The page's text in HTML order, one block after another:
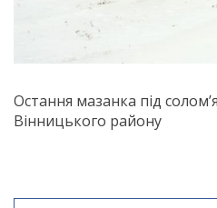
Остання мазанка під
Вінницького району